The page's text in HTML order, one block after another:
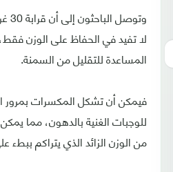
لا تفيد في الحفاظ على الوزن
المساعدة للتقليل من السمنة.
فيمكن أن تشكل المكسرات بمرور
للوجبات الغنية بالدهون، مما
من الوزن الزائد الذي يتراكم ببطء